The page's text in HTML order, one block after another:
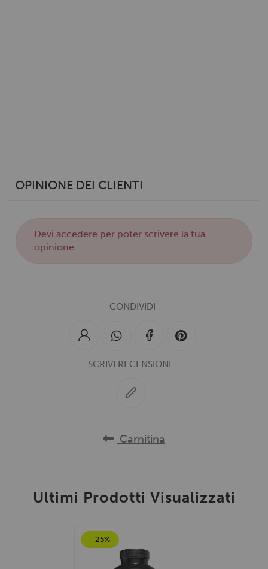
OPINIONE DEI CLIENTI
Deviaccedere per poter scrivere la tua
opinione.
CONDIVIDI
SCRIVI RECENSIONE
Carnitina
Ultimi Prodotti Visualizzati
- 25%